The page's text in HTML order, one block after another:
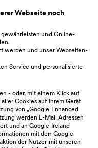
Webseite noch
und Online-
werden und unser Webseiten-
Service und personalisierte
- oder, mit einem Klick auf
Cookies auf Ihrem Gerät
von „Google Enhanced
werden E-Mail Adressen
und an Google Ireland
mit den Google
der Nutzer mit unseren